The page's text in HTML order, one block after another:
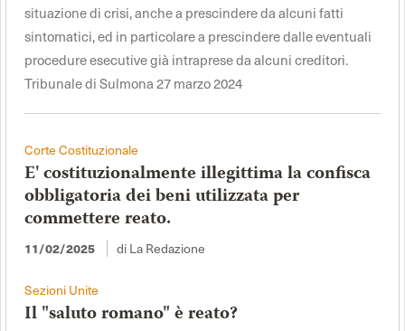
situazione di crisi, anche a prescindere da alcuni fatti
sintomatici, ed in particolare a prescindere dalle eventuali
procedure esecutive già intraprese da alcuni creditori.
Tribunale di Sulmona 27 marzo 2024
Corte Costituzionale
E' costituzionalmente illegittima la confisca
obbligatoria dei beni utilizzata per
commettere reato.
11/02/2025 di La Redazione
Sezioni Unite
Il "saluto romano" è reato?